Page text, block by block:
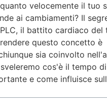
velocemente il tuo
ai cambiamenti? Il
il battito cardiaco del
questo concetto è
sia coinvolto
cos'è il tempo
e come influisce